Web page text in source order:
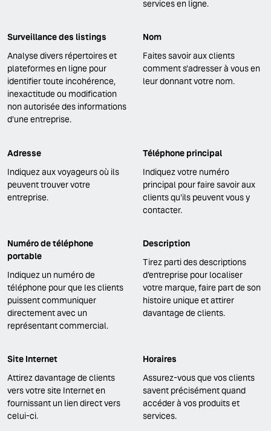
services en ligne.
Surveillance des listings
Analyse divers répertoires et
plateformes en ligne pour
identifier toute incohérence,
inexactitude ou modification
non autorisée des informations
d'une entreprise.
Nom
Faites savoir aux clients
comment s'adresser à vous en
leur donnant votre nom.
Adresse
Indiquez aux voyageurs où ils
peuvent trouver votre
entreprise.
Téléphone principal
Indiquez votre numéro
principal pour faire savoir aux
clients qu'ils peuvent vous y
contacter.
Numéro de téléphone
portable
Indiquez un numéro de
téléphone pour que les clients
puissent communiquer
directement avec un
représentant commercial.
Description
Tirez parti des descriptions
d’entreprise pour localiser
votre marque, faire part de son
histoire unique et attirer
davantage de clients.
Site Internet
Attirez davantage de clients
vers votre site Internet en
fournissant un lien direct vers
celui-ci.
Horaires
Assurez-vous que vos clients
savent précisément quand
accéder à vos produits et
services.